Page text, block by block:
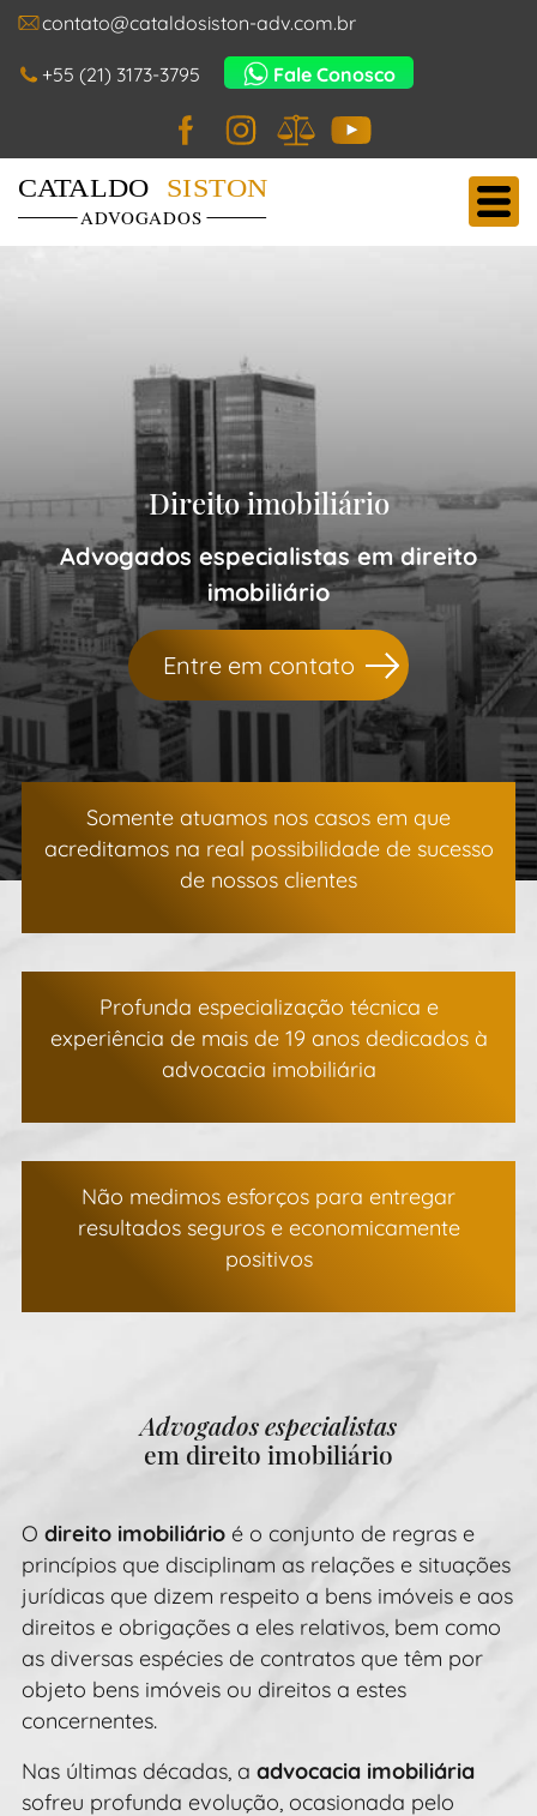
contato@cataldosiston-adv.com.br
+55 (21) 3173-3795 Fale Conosco
Facebook
Instagram
JusBrasil
YouTube
Main Navigation
Cataldo Siston Advogados
Direito imobiliário
Advogados especialistas em direito
imobiliário
Entre em contato
Somente atuamos nos casos em que
acreditamos na real possibilidade de sucesso
de nossos clientes
Profunda especialização técnica e
experiência de mais de 19 anos dedicados à
advocacia imobiliária
Não medimos esforços para entregar
resultados seguros e economicamente
positivos
Advogados especialistas
em direito imobiliário
O direito imobiliárioé o conjunto de regras e
princípios que disciplinam as relações e situações
jurídicas que dizem respeito a bens imóveis e aos
direitos e obrigações a eles relativos, bem como
as diversas espécies de contratos que têm por
objeto bens imóveis ou direitos a estes
concernentes.
Nas últimas décadas, a advocacia imobiliária
sofreu profunda evolução, ocasionada pelo